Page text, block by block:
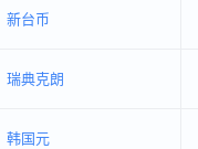
新台币
瑞典克朗
韩国元